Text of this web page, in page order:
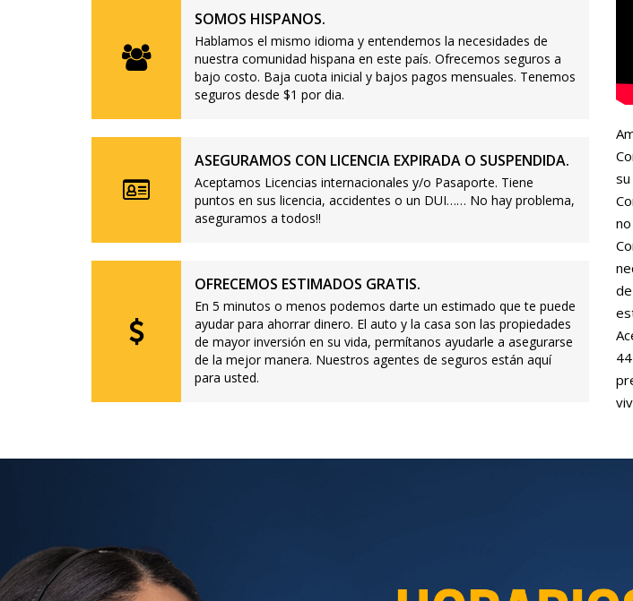
SOMOS HISPANOS.
Hablamos el mismo idioma y entendemos la necesidades de
nuestra comunidad hispana en este país. Ofrecemos seguros a
bajo costo. Baja cuota inicial y bajos pagos mensuales. Tenemos
seguros desde $1 por dia.
ASEGURAMOS CON LICENCIA EXPIRADA O SUSPENDIDA.
Aceptamos Licencias internacionales y/o Pasaporte. Tiene
puntos en sus licencia, accidentes o un DUI…… No hay problema,
aseguramos a todos!!
OFRECEMOS ESTIMADOS GRATIS.
En 5 minutos o menos podemos darte un estimado que te puede
ayudar para ahorrar dinero. El auto y la casa son las propiedades
de mayor inversión en su vida, permítanos ayudarle a asegurarse
de la mejor manera. Nuestros agentes de seguros están aquí
para usted.